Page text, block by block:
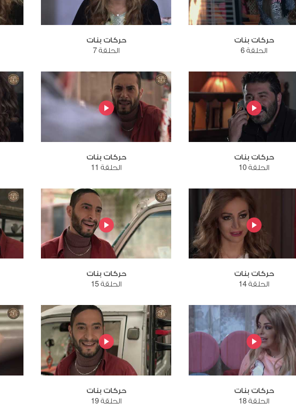
حركات بنات
الحلقة 6
حركات بنات
الحلقة 7
حركات بنات
الحلقة 10
حركات بنات
الحلقة 11
حركات بنات
الحلقة 14
حركات بنات
الحلقة 15
حركات بنات
الحلقة 18
حركات بنات
الحلقة 19